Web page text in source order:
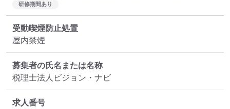
研修期間あり
受動喫煙防止処置
屋内禁煙
募集者の氏名または名称
税理士法人ビジョン・ナビ
求人番号